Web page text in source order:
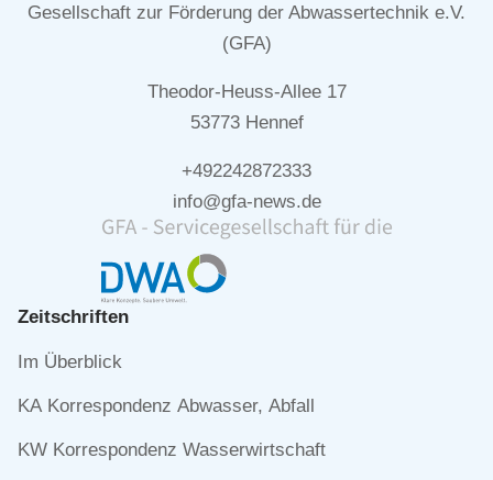
Gesellschaft zur Förderung der Abwassertechnik e.V.
(GFA)
Theodor-Heuss-Allee 17
53773 Hennef
+492242872333
info@gfa-news.de
Zeitschriften
Navigation
Im Überblick
KA Korrespondenz Abwasser, Abfall
KW Korrespondenz Wasserwirtschaft